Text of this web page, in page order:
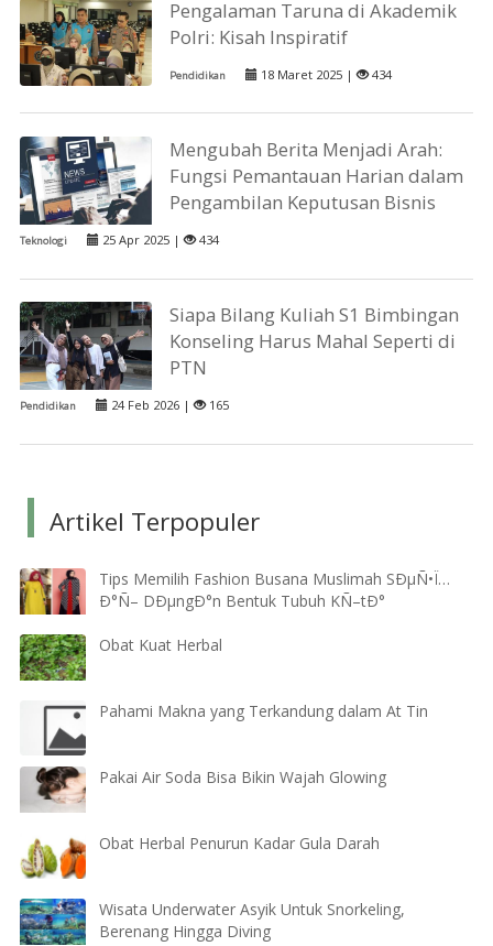
Pengalaman Taruna di Akademik
Polri: Kisah Inspiratif
Pendidikan 18 Maret 2025 | 434
Mengubah Berita Menjadi Arah:
Fungsi Pemantauan Harian dalam
Pengambilan Keputusan Bisnis
Teknologi 25 Apr 2025 | 434
Siapa Bilang Kuliah S1 Bimbingan
Konseling Harus Mahal Seperti di
PTN
Pendidikan 24 Feb 2026 | 165
Artikel Terpopuler
Tips Memilih Fashion Busana Muslimah SÐµÑ•Ï…
Ð°Ñ– DÐµngÐ°n Bentuk Tubuh KÑ–tÐ°
Obat Kuat Herbal
Pahami Makna yang Terkandung dalam At Tin
Pakai Air Soda Bisa Bikin Wajah Glowing
Obat Herbal Penurun Kadar Gula Darah
Wisata Underwater Asyik Untuk Snorkeling,
Berenang Hingga Diving